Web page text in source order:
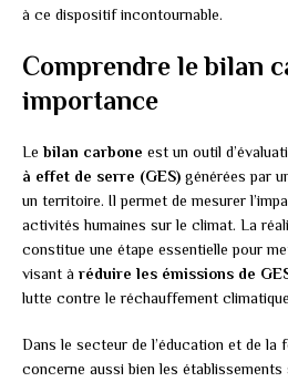
à ce dispositif incontournable.
Comprendre le bilan
importance
Lebilan carbone est un outil
à effet de serre (GES) générées par
un territoire. Il permet de mesurer
activités humaines sur le climat. La
constitue une étape essentielle pour
visant à réduire les émissions de
lutte contre le réchauffement
Dans le secteur de l’éducation et de la
concerne aussi bien les